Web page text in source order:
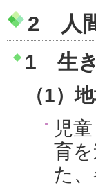
2 人
1 生き
（1）
児
育
た